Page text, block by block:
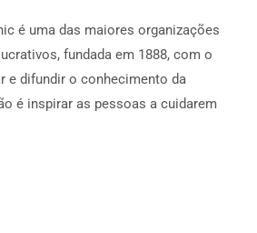
é uma das maiores organizações
fundada em 1888, com o
e difundir o conhecimento da
é inspirar as pessoas a cuidarem